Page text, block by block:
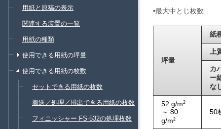
用紙と原稿の表示
関連する装置の一覧
用紙の種類
使用できる用紙の坪量
使用できる用紙の枚数
セットできる用紙の枚数
搬送／処理／排出できる用紙の枚数
フィニッシャー FS-532の処理枚数
•最大中とじ枚数
坪量
紙
上
カ
ー
な
52 g/m2
～ 80
g/m2
50